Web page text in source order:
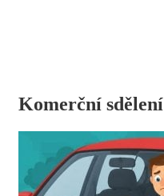
Komerční sdělení